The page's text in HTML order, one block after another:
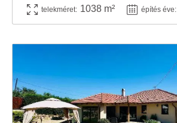
telekméret: 1038 m² építés éve: